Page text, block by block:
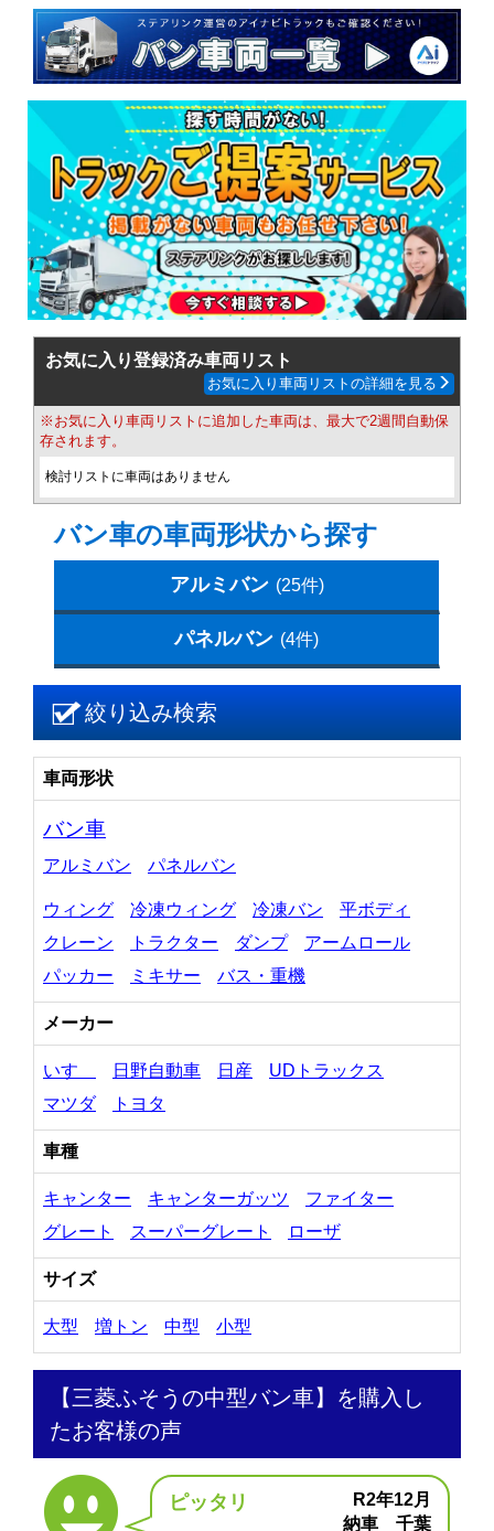
お気に入り登録済み車両リスト
お気に入り車両リストの詳細を見る
※お気に入り車両リストに追加した車両は、最大で2週間自動保
存されます。
検討リストに車両はありません
バン車の車両形状から探す
アルミバン (25件)
パネルバン (4件)
絞り込み検索
車両形状
バン車
アルミバン パネルバン
ウィング 冷凍ウィング 冷凍バン
平ボディ
クレーン
トラクター ダンプ
アームロール
パッカー
ミキサー バス・重機
メーカー
いすゞ 日野自動車 日産
UDトラックス
マツダ
トヨタ
車種
キャンター キャンターガッツ
ファイター
グレート
スーパーグレート ローザ
サイズ
大型 増トン 中型 小型
【三菱ふそうの中型バン車】を購入し
たお客様の声
ピッタリ
R2年12月
納車 千葉